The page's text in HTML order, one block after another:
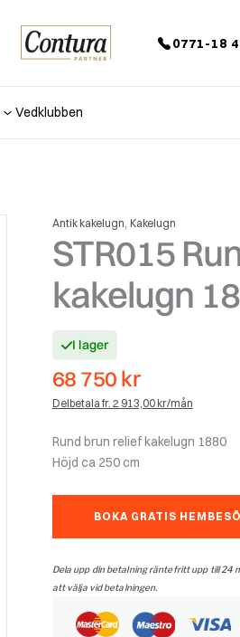
0771-18
Vedklubben
Antik kakelugn, Kakelugn
STR015
kakelugn
I lager
68 750 kr
Delbetala fr. 2 913,00 kr/mån
Rund brun relief kakelugn 1880
Höjd ca 250 cm
BOKA GRATIS
Dela upp din betalning räntefritt upp till 24
att välja vid betalningen.